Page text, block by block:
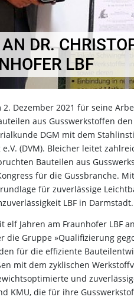
DR.
LBF
Dezember 2021 für seine
aus Gusswerkstoffen
DGM mit dem
(DVM). Bleicher leitet
Bauteilen aus
für die Gussbranche.
für zuverlässige
LBF in Darmstadt.
elf Jahren am Fraunhofer LBF
die Gruppe »Qualifizierung
für die effiziente
mit dem zyklischen
und
KMU, die für ihre